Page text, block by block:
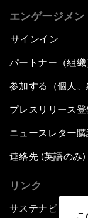
エンゲージメン
サインイン
パートナー（組
参加する（個人、
プレスリリース登
ニュースレター購
連絡先 (英語のみ)
リンク
サステナビリティ